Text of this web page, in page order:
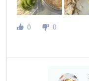
0
0